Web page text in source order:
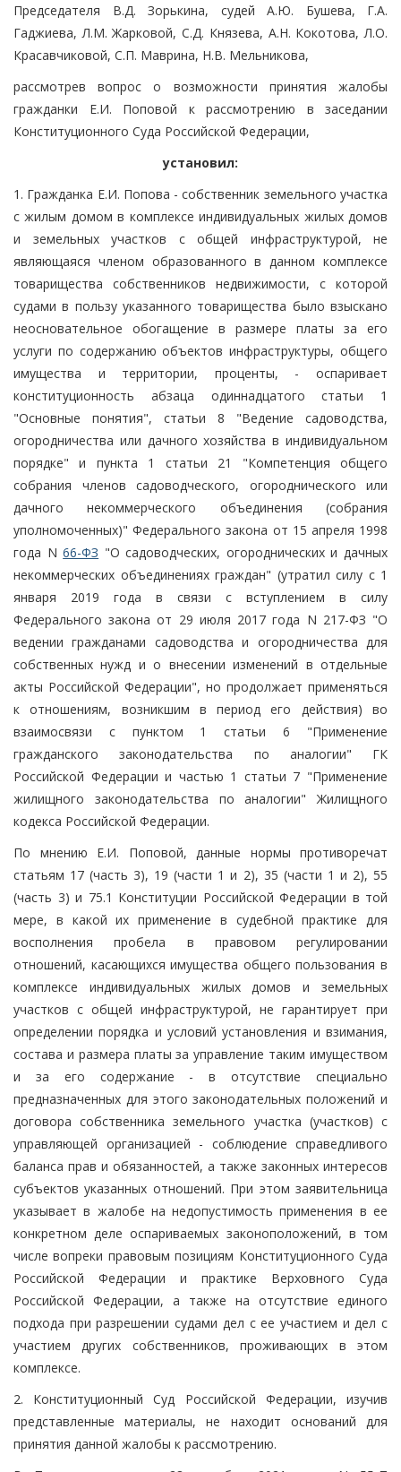
Председателя В.Д. Зорькина, судей А.Ю. Бушева, Г.А.
Гаджиева, Л.М. Жарковой, С.Д. Князева, А.Н. Кокотова, Л.О.
Красавчиковой, С.П. Маврина, Н.В. Мельникова,
рассмотрев вопрос о возможности принятия жалобы
гражданки Е.И. Поповой к рассмотрению в заседании
Конституционного Суда Российской Федерации,
установил:
1. Гражданка Е.И. Попова - собственник земельного участка
с жилым домом в комплексе индивидуальных жилых домов
и земельных участков с общей инфраструктурой, не
являющаяся членом образованного в данном комплексе
товарищества собственников недвижимости, с которой
судами в пользу указанного товарищества было взыскано
неосновательное обогащение в размере платы за его
услуги по содержанию объектов инфраструктуры, общего
имущества и территории, проценты, - оспаривает
конституционность абзаца одиннадцатого статьи 1
"Основные понятия", статьи 8 "Ведение садоводства,
огородничества или дачного хозяйства в индивидуальном
порядке" и пункта 1 статьи 21 "Компетенция общего
собрания членов садоводческого, огороднического или
дачного некоммерческого объединения (собрания
уполномоченных)" Федерального закона от 15 апреля 1998
года N66-ФЗ "О садоводческих, огороднических и дачных
некоммерческих объединениях граждан" (утратил силу с 1
января 2019 года в связи с вступлением в силу
Федерального закона от 29 июля 2017 года N 217-ФЗ "О
ведении гражданами садоводства и огородничества для
собственных нужд и о внесении изменений в отдельные
акты Российской Федерации", но продолжает применяться
к отношениям, возникшим в период его действия) во
взаимосвязи с пунктом 1 статьи 6 "Применение
гражданского законодательства по аналогии" ГК
Российской Федерации и частью 1 статьи 7 "Применение
жилищного законодательства по аналогии" Жилищного
кодекса Российской Федерации.
По мнению Е.И. Поповой, данные нормы противоречат
статьям 17 (часть 3), 19 (части 1 и 2), 35 (части 1 и 2), 55
(часть 3) и 75.1 Конституции Российской Федерации в той
мере, в какой их применение в судебной практике для
восполнения пробела в правовом регулировании
отношений, касающихся имущества общего пользования в
комплексе индивидуальных жилых домов и земельных
участков с общей инфраструктурой, не гарантирует при
определении порядка и условий установления и взимания,
состава и размера платы за управление таким имуществом
и за его содержание - в отсутствие специально
предназначенных для этого законодательных положений и
договора собственника земельного участка (участков) с
управляющей организацией - соблюдение справедливого
баланса прав и обязанностей, а также законных интересов
субъектов указанных отношений. При этом заявительница
указывает в жалобе на недопустимость применения в ее
конкретном деле оспариваемых законоположений, в том
числе вопреки правовым позициям Конституционного Суда
Российской Федерации и практике Верховного Суда
Российской Федерации, а также на отсутствие единого
подхода при разрешении судами дел с ее участием и дел с
участием других собственников, проживающих в этом
комплексе.
2. Конституционный Суд Российской Федерации, изучив
представленные материалы, не находит оснований для
принятия данной жалобы к рассмотрению.